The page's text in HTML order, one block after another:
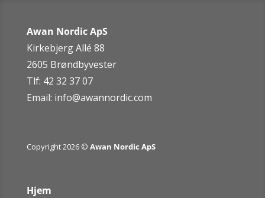
Awan Nordic ApS
Kirkebjerg Allé 88
2605 Brøndbyvester
Tlf: 42 32 37 07
Email: info@awannordic.com
Copyright 2026 © Awan Nordic ApS
Hjem